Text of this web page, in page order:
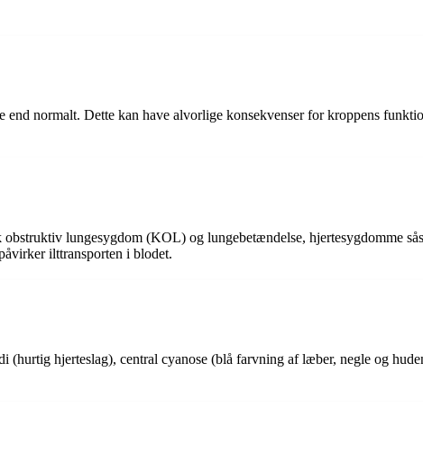
normalt. Dette kan have alvorlige konsekvenser for kroppens
lungesygdom (KOL) og lungebetændelse, hjertesygdomme
ilttransporten i blodet.
hjerteslag), central cyanose (blå farvning af læber, negle og